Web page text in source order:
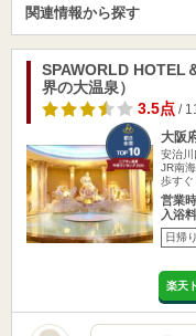
関連情報から探す
SPAWORLD HOTEL
界の大温泉）
3.5点/
大阪
安治
JR南
歩すぐ
営業
入浴
日帰り
楽天